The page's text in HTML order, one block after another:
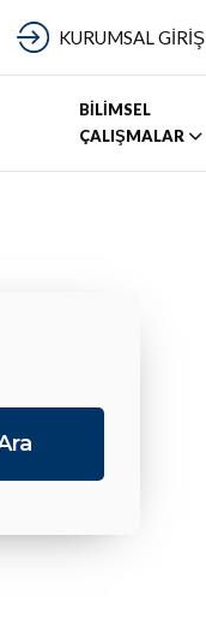
KURUMSAL GİRİŞ
BİLİMSEL
ÇALIŞMALAR